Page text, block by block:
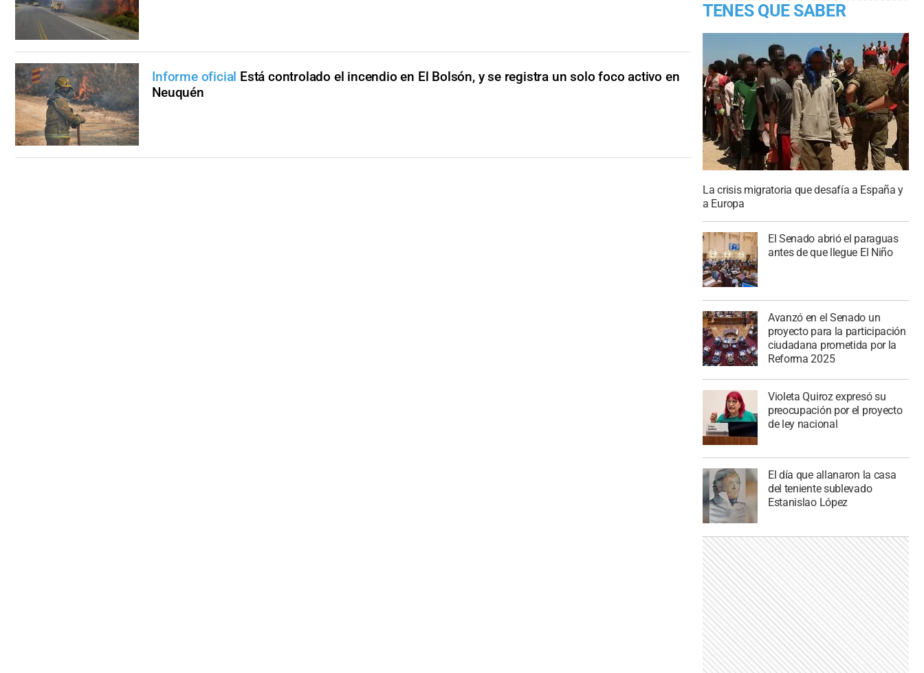
Informe oficial Está controlado el incendio en El Bolsón, y se registra un solo foco activo en
Neuquén
TENES QUE SABER
La crisis migratoria que desafía a España y
a Europa
El Senado abrió el paraguas
antes de que llegue El Niño
Avanzó en el Senado un
proyecto para la participación
ciudadana prometida por la
Reforma 2025
Violeta Quiroz expresó su
preocupación por el proyecto
de ley nacional
El día que allanaron la casa
del teniente sublevado
Estanislao López